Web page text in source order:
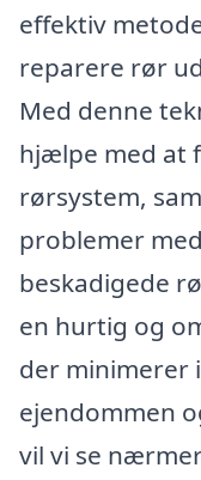
effektiv
reparere rør
Med denne
hjælpe med at
rørsystem,
problemer
beskadigede
en hurtig og
der minimerer
ejendommen
vil vi se